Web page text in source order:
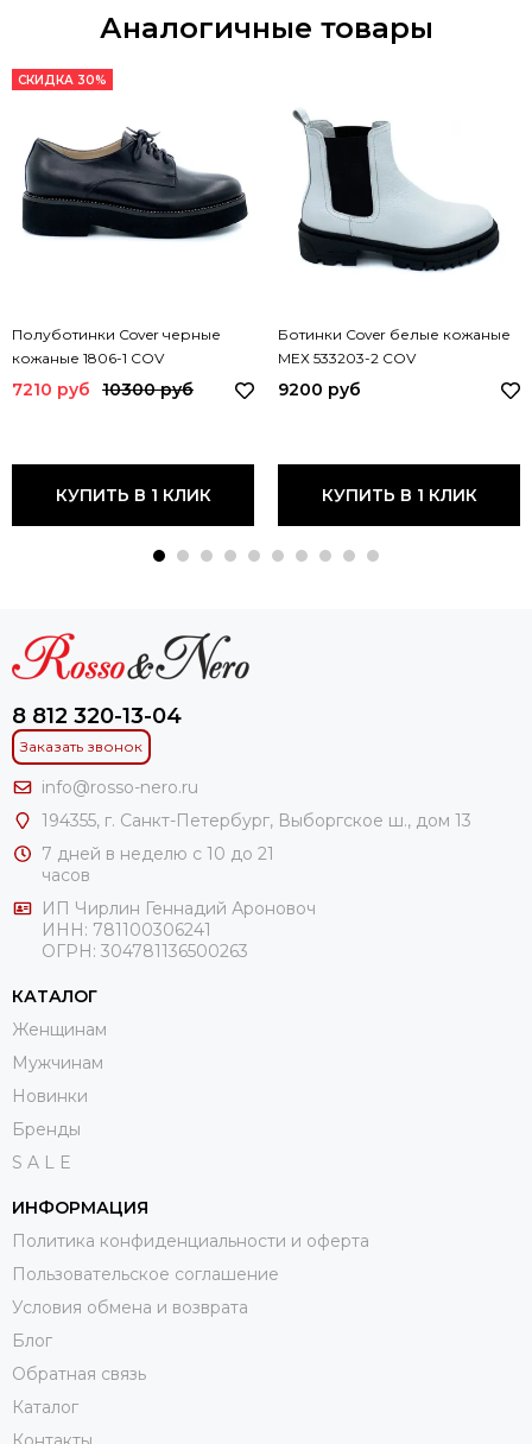
Аналогичные товары
СКИДКА 30%
Полуботинки Cover черные
кожаные 1806-1 COV
7210 руб 10300 руб
КУПИТЬ В 1 КЛИК
Ботинки Cover белые кожаные
МЕХ 533203-2 COV
9200 руб
КУПИТЬ В 1 КЛИК
8 812 320-13-04
Заказать звонок
info@rosso-nero.ru
194355, г. Санкт-Петербург, Выборгское ш., дом 13
7 дней в неделю с 10 до 21
часов
ИП Чирлин Геннадий Ароновоч
ИНН: 781100306241
ОГРН: 304781136500263
КАТАЛОГ
Женщинам
Мужчинам
Новинки
Бренды
S A L E
ИНФОРМАЦИЯ
Политика конфиденциальности и оферта
Пользовательское соглашение
Условия обмена и возврата
Блог
Обратная связь
Каталог